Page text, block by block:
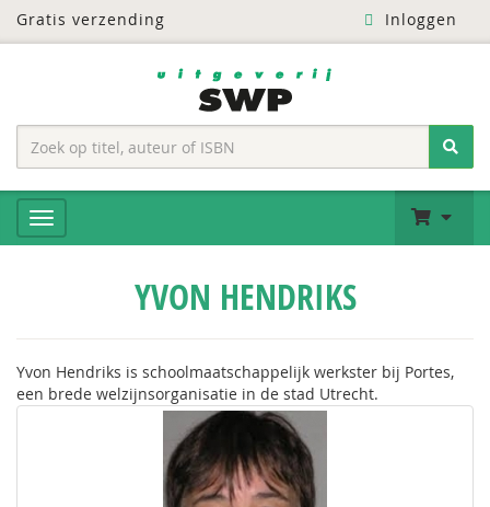
Gratis verzending Inloggen
YVON HENDRIKS
Yvon Hendriks is schoolmaatschappelijk werkster bij Portes,
een brede welzijnsorganisatie in de stad Utrecht.